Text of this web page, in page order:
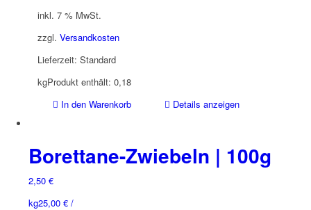
inkl. 7 % MwSt.
zzgl. Versandkosten
Lieferzeit: Standard
Produkt enthält: 0,18
kg
In den Warenkorb
Details anzeigen
Borettane-Zwiebeln | 100g
2,50 €
25,00 €/
kg